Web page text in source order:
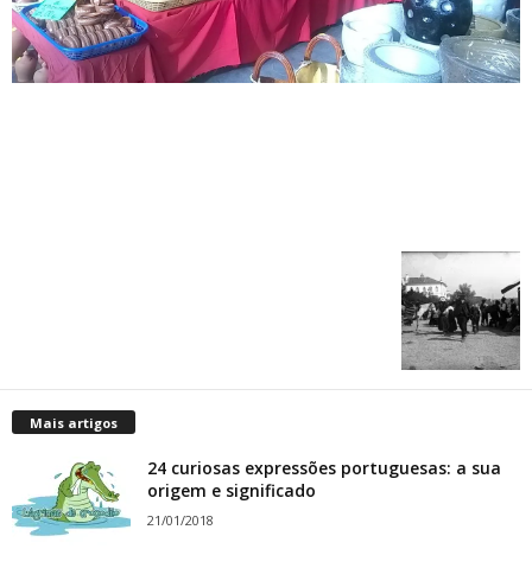
Mais artigos
24 curiosas expressões portuguesas: a sua
origem e significado
21/01/2018